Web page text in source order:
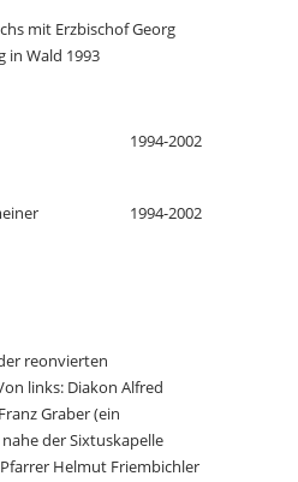
mit Erzbischof Georg
in Wald 1993
1994-2002
1994-2002
reonvierten
links: Diakon Alfred
Graber (ein
der Sixtuskapelle
Helmut Friembichler